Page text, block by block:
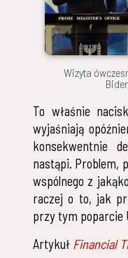
Wizyta
To właśnie
wyjaśniają
konsekwentnie
nastąpi. Problem,
wspólnego z
raczej o to, jak
przy tym poparcie
Artykuł Financial